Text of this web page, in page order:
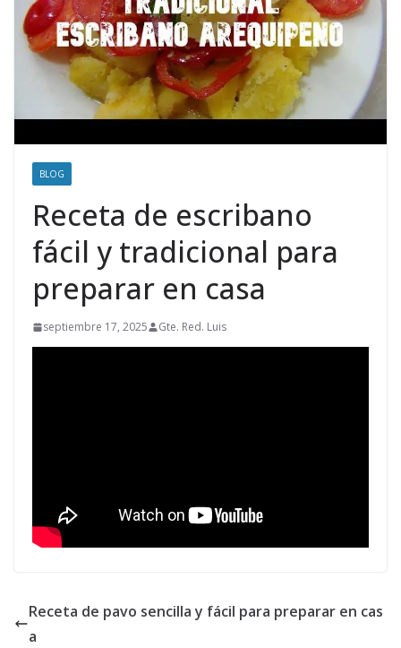
BLOG
Receta de escribano
fácil y tradicional para
preparar en casa
septiembre 17, 2025 Gte. Red. Luis
Receta de pavo sencilla y fácil para preparar en cas
a